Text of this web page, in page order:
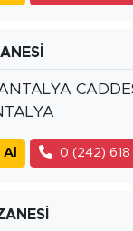
0 (242) 618